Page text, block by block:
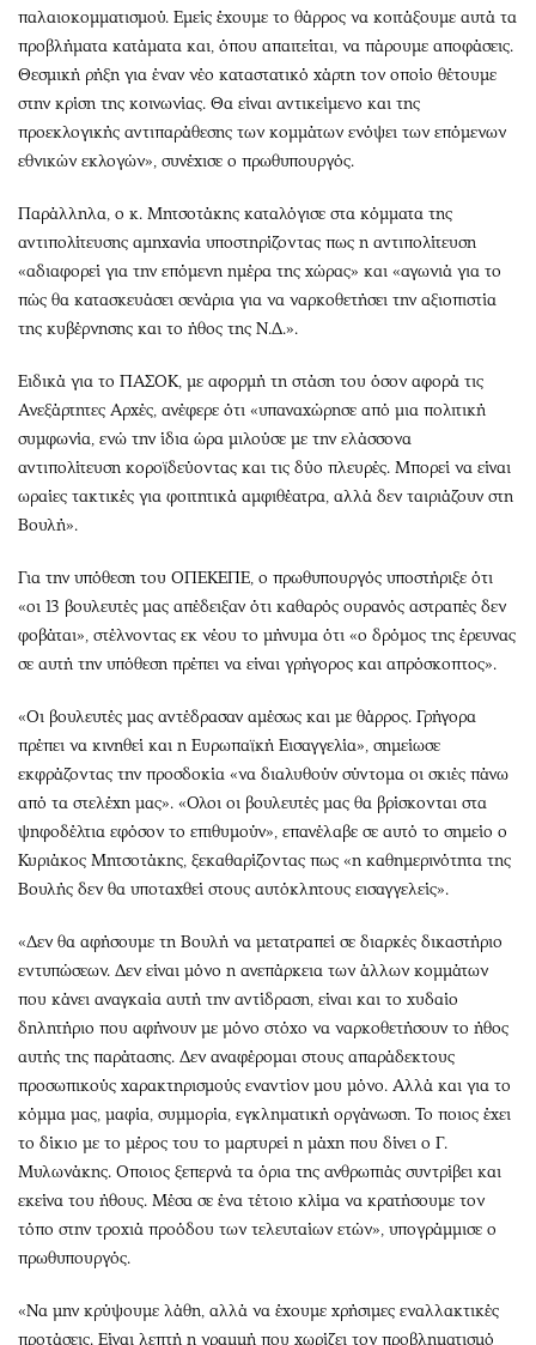
παλαιοκομματισμού. Εμείς έχουμε το θάρρος να κοιτάξουμε αυτά τα
προβλήματα κατάματα και, όπου απαιτείται, να πάρουμε αποφάσεις.
Θεσμική ρήξη για έναν νέο καταστατικό χάρτη τον οποίο θέτουμε
στην κρίση της κοινωνίας. Θα είναι αντικείμενο και της
προεκλογικής αντιπαράθεσης των κομμάτων ενόψει των επόμενων
εθνικών εκλογών», συνέχισε ο πρωθυπουργός.
Παράλληλα, ο κ. Μητσοτάκης καταλόγισε στα κόμματα της
αντιπολίτευσης αμηχανία υποστηρίζοντας πως η αντιπολίτευση
«αδιαφορεί για την επόμενη ημέρα της χώρας» και «αγωνιά για το
πώς θα κατασκευάσει σενάρια για να ναρκοθετήσει την αξιοπιστία
της κυβέρνησης και το ήθος της Ν.Δ.».
Ειδικά για το ΠΑΣΟΚ, με αφορμή τη στάση του όσον αφορά τις
Ανεξάρτητες Αρχές, ανέφερε ότι «υπαναχώρησε από μια πολιτική
συμφωνία, ενώ την ίδια ώρα μιλούσε με την ελάσσονα
αντιπολίτευση κοροϊδεύοντας και τις δύο πλευρές. Μπορεί να είναι
ωραίες τακτικές για φοιτητικά αμφιθέατρα, αλλά δεν ταιριάζουν στη
Βουλή».
Για την υπόθεση του ΟΠΕΚΕΠΕ, ο πρωθυπουργός υποστήριξε ότι
«οι 13 βουλευτές μας απέδειξαν ότι καθαρός ουρανός αστραπές δεν
φοβάται», στέλνοντας εκ νέου το μήνυμα ότι «ο δρόμος της έρευνας
σε αυτή την υπόθεση πρέπει να είναι γρήγορος και απρόσκοπτος».
«Οι βουλευτές μας αντέδρασαν αμέσως και με θάρρος. Γρήγορα
πρέπει να κινηθεί και η Ευρωπαϊκή Εισαγγελία», σημείωσε
εκφράζοντας την προσδοκία «να διαλυθούν σύντομα οι σκιές πάνω
από τα στελέχη μας». «Ολοι οι βουλευτές μας θα βρίσκονται στα
ψηφοδέλτια εφόσον το επιθυμούν», επανέλαβε σε αυτό το σημείο ο
Κυριάκος Μητσοτάκης, ξεκαθαρίζοντας πως «η καθημερινότητα της
Βουλής δεν θα υποταχθεί στους αυτόκλητους εισαγγελείς».
«Δεν θα αφήσουμε τη Βουλή να μετατραπεί σε διαρκές δικαστήριο
εντυπώσεων. Δεν είναι μόνο η ανεπάρκεια των άλλων κομμάτων
που κάνει αναγκαία αυτή την αντίδραση, είναι και το χυδαίο
δηλητήριο που αφήνουν με μόνο στόχο να ναρκοθετήσουν το ήθος
αυτής της παράτασης. Δεν αναφέρομαι στους απαράδεκτους
προσωπικούς χαρακτηρισμούς εναντίον μου μόνο. Αλλά και για το
κόμμα μας, μαφία, συμμορία, εγκληματική οργάνωση. Το ποιος έχει
το δίκιο με το μέρος του το μαρτυρεί η μάχη που δίνει ο Γ.
Μυλωνάκης. Οποιος ξεπερνά τα όρια της ανθρωπιάς συντρίβει και
εκείνα του ήθους. Μέσα σε ένα τέτοιο κλίμα να κρατήσουμε τον
τόπο στην τροχιά προόδου των τελευταίων ετών», υπογράμμισε ο
πρωθυπουργός.
«Να μην κρύψουμε λάθη, αλλά να έχουμε χρήσιμες εναλλακτικές
προτάσεις. Είναι λεπτή η γραμμή που χωρίζει τον προβληματισμό